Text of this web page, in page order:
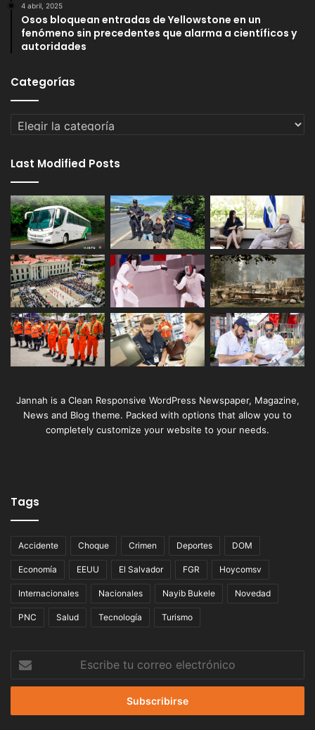
4 abril, 2025
Osos bloquean entradas de Yellowstone en un
fenómeno sin precedentes que alarma a científicos y
autoridades
Categorías
Categorías
Last Modified Posts
Jannah is a Clean Responsive WordPress Newspaper, Magazine,
News and Blog theme. Packed with options that allow you to
completely customize your website to your needs.
Tags
Accidente Choque Crimen Deportes DOM
Economía EEUU El Salvador FGR Hoycomsv
Internacionales Nacionales Nayib Bukele Novedad
PNC Salud Tecnología Turismo
correo